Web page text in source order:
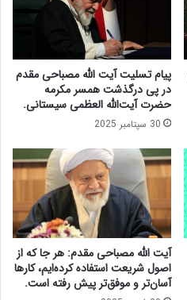
پیام تسلیت آیت الله مصباحی مقدم
در پی درگذشت همسر مکرمه
حضرت آیت‌الله العظمی سیستانی.
30 سپتامبر 2025
آیت الله مصباحی مقدم: هر جا که از
اصول شریعت استفاده کرده‌ایم، کارها
آسان‌تر و موفق‌تر پیش رفته است.